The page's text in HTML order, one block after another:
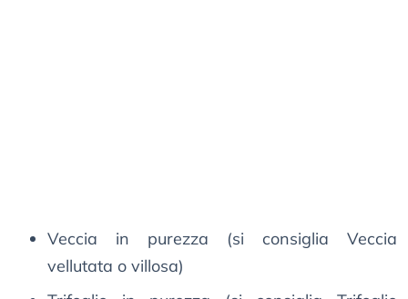
Veccia in purezza (si consiglia Veccia
vellutata o villosa)